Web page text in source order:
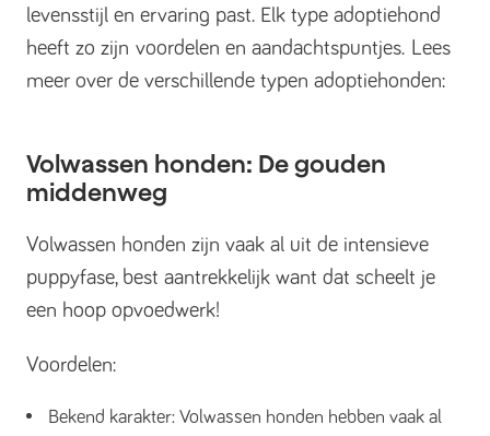
levensstijl en ervaring past. Elk type adoptiehond
heeft zo zijn voordelen en aandachtspuntjes. Lees
meer over de verschillende typen adoptiehonden:
Volwassen honden: De gouden
middenweg
Volwassen honden zijn vaak al uit de intensieve
puppyfase, best aantrekkelijk want dat scheelt je
een hoop opvoedwerk!
Voordelen:
Bekend karakter: Volwassen honden hebben vaak al